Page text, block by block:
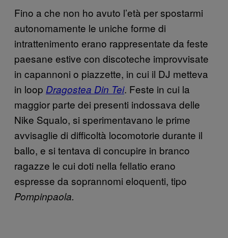
Fino a che non ho avuto l’età per spostarmi
autonomamente le uniche forme di
intrattenimento erano rappresentate da feste
paesane estive con discoteche improvvisate
in capannoni o piazzette, in cui il DJ metteva
in loop Dragostea Din Tei. Feste in cui la
maggior parte dei presenti indossava delle
Nike Squalo, si sperimentavano le prime
avvisaglie di difficoltà locomotorie durante il
ballo, e si tentava di concupire in branco
ragazze le cui doti nella fellatio erano
espresse da soprannomi eloquenti, tipo
Pompinpaola.